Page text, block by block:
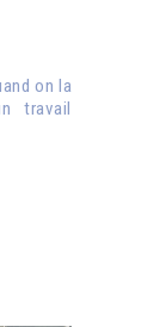
on la
travail